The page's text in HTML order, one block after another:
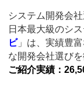
システム開発会
日本最大級のシ
ビ」は、実績豊
な開発会社選び
ご紹介実績：